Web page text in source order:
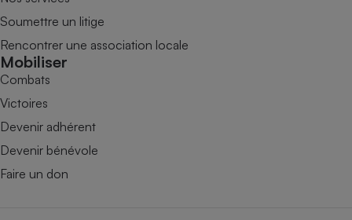
Soumettre un litige
Rencontrer une association locale
Mobiliser
Combats
Victoires
Devenir adhérent
Devenir bénévole
Faire un don